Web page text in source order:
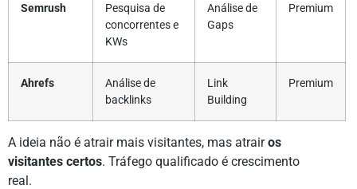
Semrush
Pesquisa de
concorrentes e
KWs
Análise de
Gaps
Premium
Ahrefs
Análise de
backlinks
Link
Building
Premium
A ideia não é atrair mais visitantes, mas atrairos
visitantes certos. Tráfego qualificado é crescimento
real.